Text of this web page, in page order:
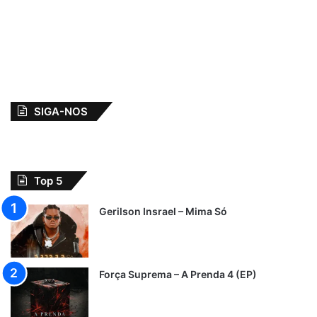
SIGA-NOS
Top 5
Gerilson Insrael – Mima Só
Força Suprema – A Prenda 4 (EP)